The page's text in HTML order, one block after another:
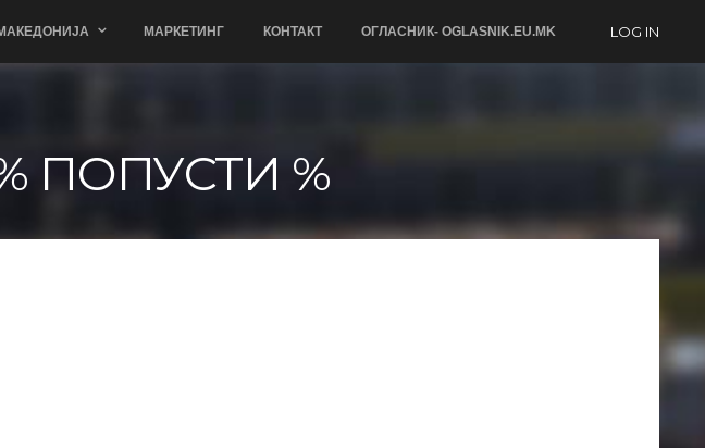
LOG IN
МАРКЕТИНГ КОНТАКТ ОГЛАСНИК- OGLASNIK.EU.MK
ПОПУСТИ %